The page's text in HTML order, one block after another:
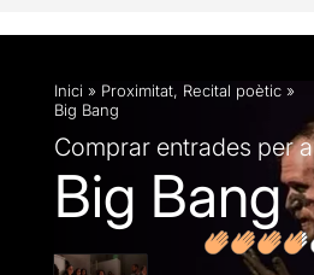
Inici » Proximitat, Recital poètic »
Big Bang
Comprar entrades per a
Big Bang